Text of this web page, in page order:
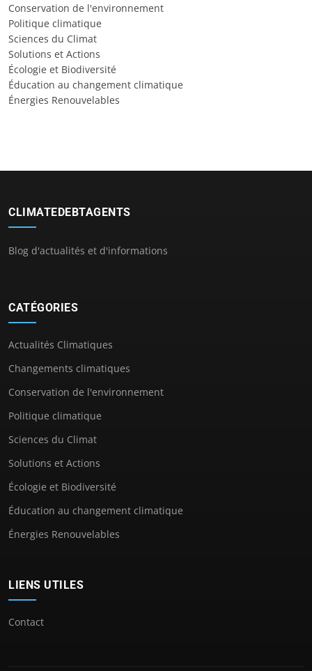
Conservation de l'environnement
Politique climatique
Sciences du Climat
Solutions et Actions
Écologie et Biodiversité
Éducation au changement climatique
Énergies Renouvelables
CLIMATEDEBTAGENTS
Blog d'actualités et d'informations
CATÉGORIES
Actualités Climatiques
Changements climatiques
Conservation de l'environnement
Politique climatique
Sciences du Climat
Solutions et Actions
Écologie et Biodiversité
Éducation au changement climatique
Énergies Renouvelables
LIENS UTILES
Contact